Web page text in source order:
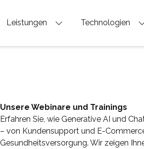
Leistungen Technologien
Unsere Webinare und Trainings
Erfahren Sie, wie Generative AI und
– von Kundensupport und E-
Gesundheitsversorgung. Wir zeigen